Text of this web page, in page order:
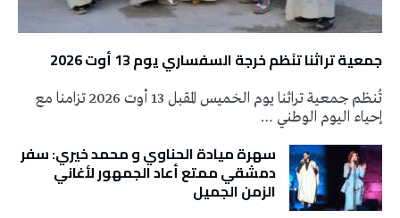
جمعية تراثنا تنَظم خرجة السفساري يوم 13 أوت 2026
تُنظم جمعية تراثنا يوم الخميس المقبل 13 أوت 2026 تزامنا مع
إحياء اليوم الوطني …
سهرة ميادة الحناوي و محمد خيري: سفر
دمشقي ممتع أعاد الجمهور لأغاني
الزمن الجميل